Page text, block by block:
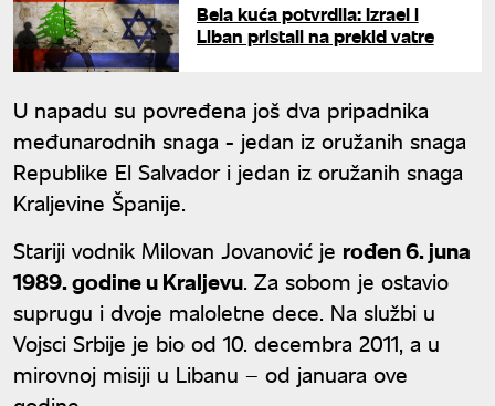
Bela kuća potvrdila: Izrael i
Liban pristali na prekid vatre
U napadu su povređena još dva pripadnika
međunarodnih snaga - jedan iz oružanih snaga
Republike El Salvador i jedan iz oružanih snaga
Kraljevine Španije.
Stariji vodnik Milovan Jovanović je rođen 6. juna
1989. godine u Kraljevu. Za sobom je ostavio
suprugu i dvoje maloletne dece. Na službi u
Vojsci Srbije je bio od 10. decembra 2011, a u
mirovnoj misiji u Libanu – od januara ove